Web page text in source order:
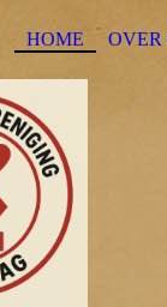
HOME OVER